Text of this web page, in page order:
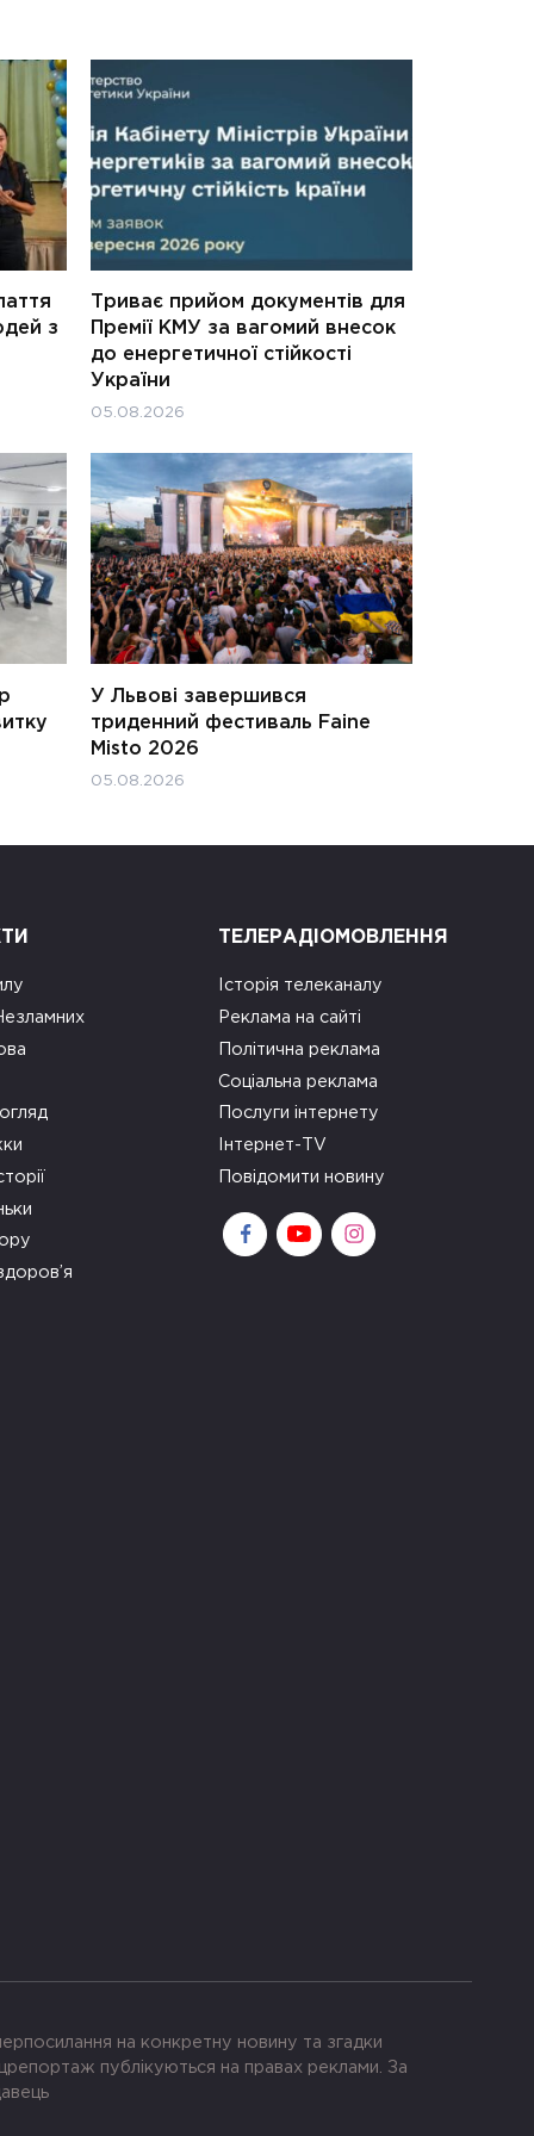
з
Триває прийом документів для
Премії КМУ за вагомий внесок
до енергетичної стійкості
України
05.08.2026
У Львові завершився
триденний фестиваль Faine
Misto 2026
05.08.2026
Незламних
ТЕЛЕРАДІОМОВЛЕННЯ
Історія телеканалу
Реклама на сайті
Політична реклама
Соціальна реклама
Послуги інтернету
Інтернет-TV
Повідомити новину
на конкретну новину та згадки
публікуються на правах реклами. За